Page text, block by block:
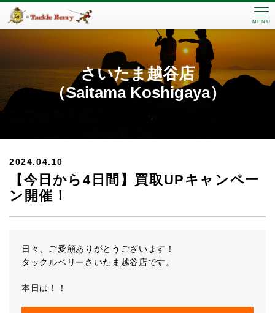
MENU
さいたま越谷店
（Saitama Koshigaya）
2024.04.10
【今日から4日間】買取UPキャンペー
ン開催！
日々、ご愛顧ありがとうございます！
タックルベリーさいたま越谷店です。
本日は！！